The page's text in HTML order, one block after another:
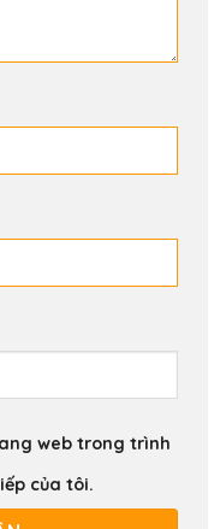
web trong trình
của tôi.